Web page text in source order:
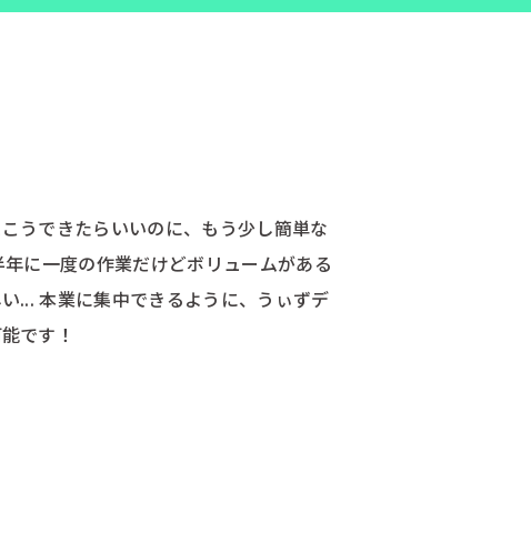
うできたらいいのに、もう少し簡単な
に一度の作業だけどボリュームがある
... 本業に集中できるように、うぃずデ
です！